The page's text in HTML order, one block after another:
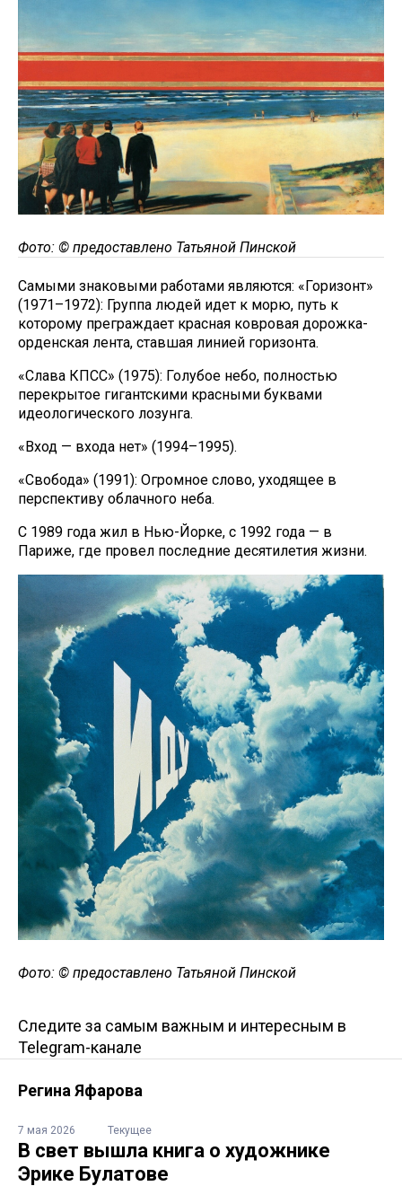
Фото: © предоставлено Татьяной Пинской
Самыми знаковыми работами являются: «Горизонт»
(1971–1972): Группа людей идет к морю, путь к
которому преграждает красная ковровая дорожка-
орденская лента, ставшая линией горизонта.
«Слава КПСС» (1975): Голубое небо, полностью
перекрытое гигантскими красными буквами
идеологического лозунга.
«Вход — входа нет» (1994–1995).
«Свобода» (1991): Огромное слово, уходящее в
перспективу облачного неба.
С 1989 года жил в Нью-Йорке, с 1992 года — в
Париже, где провел последние десятилетия жизни.
Фото: © предоставлено Татьяной Пинской
Следите за самым важным и интересным в
Telegram-канале
Регина Яфарова
7 мая 2026 Текущее
В свет вышла книга о художнике
Эрике Булатове